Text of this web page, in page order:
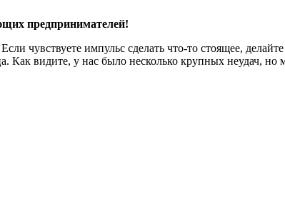
предпринимателей!
чувствуете импульс сделать что-то стоящее,
Как видите, у нас было несколько крупных неудач,